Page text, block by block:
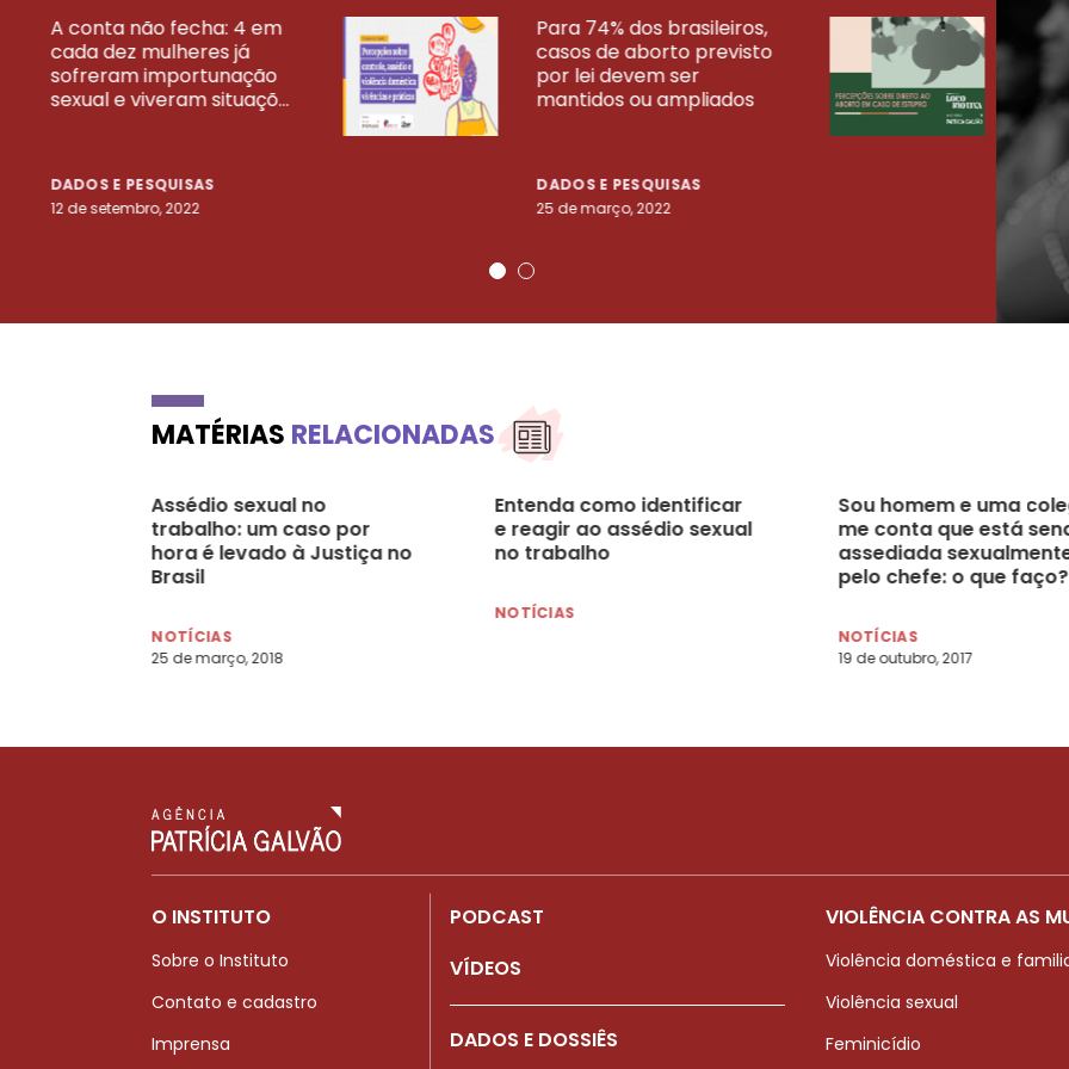
A conta não fecha: 4 em
cada dez mulheres já
sofreram importunação
sexual e viveram situaçõ...
DADOS E PESQUISAS
12 de setembro, 2022
Para 74% dos brasileiros,
casos de aborto previsto
por lei devem ser
mantidos ou ampliados
DADOS E PESQUISAS
25 de março, 2022
23
VEJA MAIS PESQUISAS
MATÉRIAS RELACIONADAS
Assédio sexual no
trabalho: um caso por
hora é levado à Justiça no
Brasil
NOTÍCIAS
25 de março, 2018
Entenda como identificar
e reagir ao assédio sexual
no trabalho
NOTÍCIAS
Sou homem e uma
me conta que está
assediada
pelo chefe: o que faço?
NOTÍCIAS
19 de outubro, 2017
O INSTITUTO
Sobre o Instituto
Contato e cadastro
Imprensa
PODCAST
VÍDEOS
DADOS E DOSSIÊS
VIOLÊNCIA CONTRA AS
Violência doméstica e
Violência sexual
Feminicídio